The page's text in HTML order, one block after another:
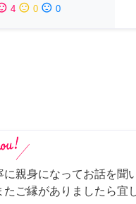
4 sentiment_neutral 0 sentiment_dissatisfied 0
に親身になってお話を聞
たご縁がありましたら宜